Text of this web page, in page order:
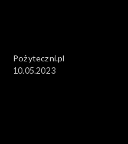
Pożyteczni.pl
10.05.2023